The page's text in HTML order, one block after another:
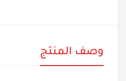
وصف المنتج